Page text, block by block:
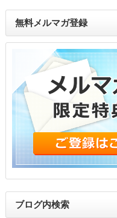
無料メルマガ登録
ブログ内検索